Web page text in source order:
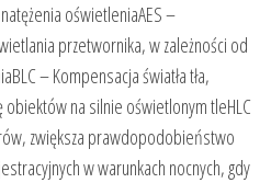
oświetleniaAES –
przetwornika, w zależności od
– Kompensacja światła tła,
na silnie oświetlonym tleHLC
zwiększa prawdopodobieństwo
w warunkach nocnych, gdy